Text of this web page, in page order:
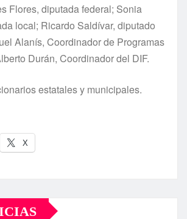
Flores, diputada federal; Sonia
local; Ricardo Saldí­var, diputado
Alaní­s, Coordinador de Programas
Durán, Coordinador del DIF.
estatales y municipales.
X